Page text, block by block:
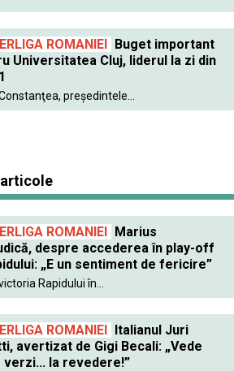
ROMANIEI Buget important
Universitatea Cluj, liderul la zi din
preşedintele...
ROMANIEI Marius
despre accederea în play-off
„E un sentiment de fericire”
Rapidului în...
ROMANIEI Italianul Juri
avertizat de Gigi Becali: „Vede
verzi... la revedere!”